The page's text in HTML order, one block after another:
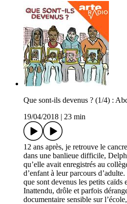
Que sont-ils devenus ? (1/4) :
19/04/2018
23 min
12 ans après, je retrouve le
dans une banlieue difficile,
qu’elle avait enregistrés au
d’enfant à leur parcours
que sont devenus les petits caïds
Inattendu, drôle et parfois
documentaire sensible sur